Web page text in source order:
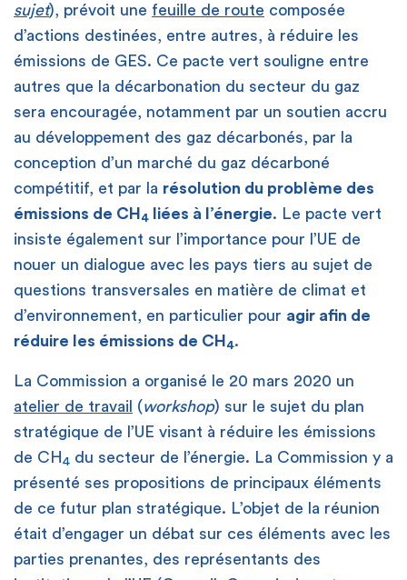
sujet), prévoit une feuille de route composée
d’actions destinées, entre autres, à réduire les
émissions de GES. Ce pacte vert souligne entre
autres que la décarbonation du secteur du gaz
sera encouragée, notamment par un soutien accru
au développement des gaz décarbonés, par la
conception d’un marché du gaz décarboné
compétitif, et par la résolution du problème des
émissions de CH 4 liées à l’énergie. Le pacte vert
insiste également sur l’importance pour l’UE de
nouer un dialogue avec les pays tiers au sujet de
questions transversales en matière de climat et
d’environnement, en particulier pour agir afin de
réduire les émissions de CH 4.
La Commission a organisé le 20 mars 2020 un
atelier de travail
(workshop) sur le sujet du plan
stratégique de l’UE visant à réduire les émissions
de CH 4 du secteur de l’énergie. La Commission y a
présenté ses propositions de principaux éléments
de ce futur plan stratégique. L’objet de la réunion
était d’engager un débat sur ces éléments avec les
parties prenantes, des représentants des